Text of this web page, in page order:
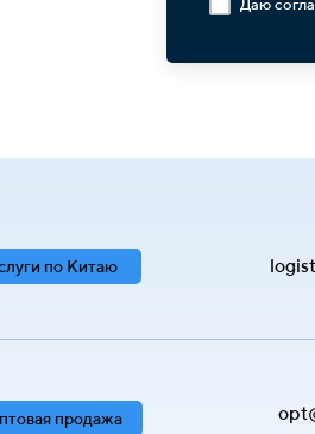
Даю
по Китаю
продажа